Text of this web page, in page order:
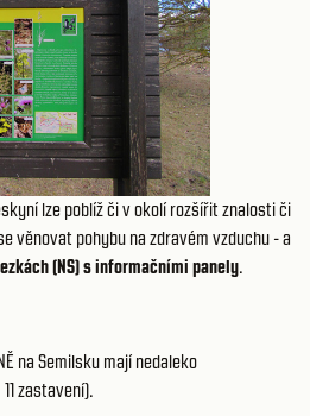
lze poblíž či v okolí rozšířit znalosti či
věnovat pohybu na zdravém vzduchu - a
(NS) s informačními panely.
na Semilsku mají nedaleko
zastavení).